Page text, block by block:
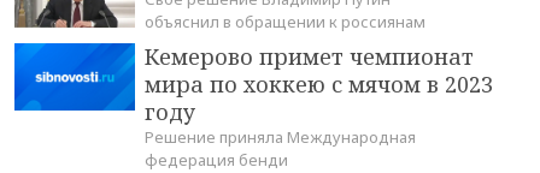
объяснил в обращении к россиянам
Кемерово примет чемпионат
мира по хоккею с мячом в 2023
году
Решение приняла Международная
федерация бенди